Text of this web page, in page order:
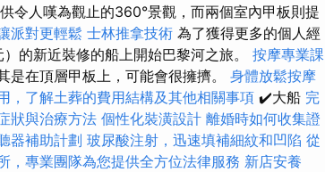
令人嘆為觀止的360°景觀，而兩個室內甲板則提
派對更輕鬆 士林推拿技術 為了獲得更多的個人經
的新近裝修的船上開始巴黎河之旅。 按摩專業課
是在頂層甲板上，可能會很擁擠。 身體放鬆按摩
，了解土葬的費用結構及其他相關事項 ✔️大船 完
狀與治療方法 個性化裝潢設計 離婚時如何收集證
器補助計劃 玻尿酸注射，迅速填補細紋和凹陷 從
，專業團隊為您提供全方位法律服務 新店安養